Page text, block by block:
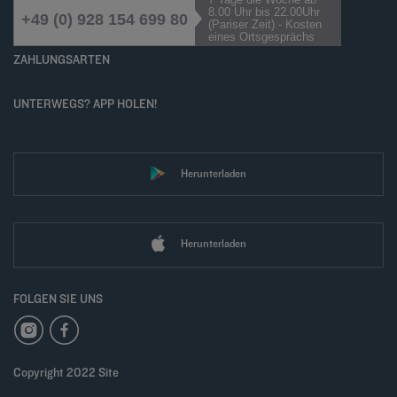
+49 (0) 928 154 699 80
8.00 Uhr bis 22.00Uhr
(Pariser Zeit) - Kosten
eines Ortsgesprächs
ZAHLUNGSARTEN
UNTERWEGS? APP HOLEN!
Herunterladen
Herunterladen
FOLGEN SIE UNS
Copyright 2022 Site